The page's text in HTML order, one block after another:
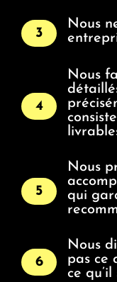
3
Nous
4
Nous
5
Nous
qui
6
Nous
pas ce
ce